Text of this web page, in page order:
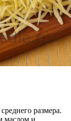
размера.